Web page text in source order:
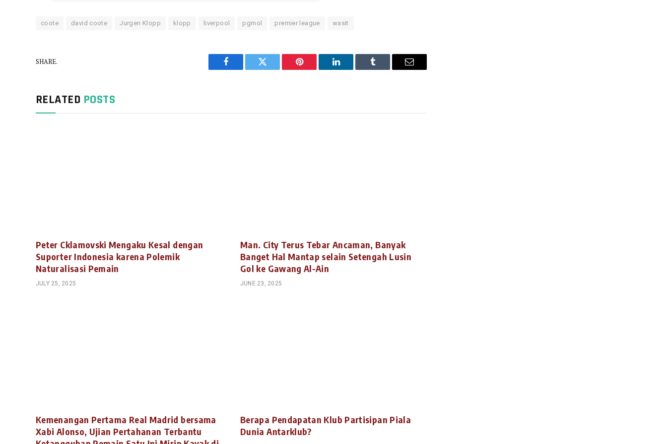
coote david coote Jurgen Klopp klopp liverpool pgmol premier league wasit
SHARE.
Facebook Twitter Pinterest LinkedIn Tumblr Email
RELATED POSTS
Peter Cklamovski Mengaku Kesal dengan
Suporter Indonesia karena Polemik
Naturalisasi Pemain
JULY 25, 2025
Man. City Terus Tebar Ancaman, Banyak
Banget Hal Mantap selain Setengah Lusin
Gol ke Gawang Al-Ain
JUNE 23, 2025
Kemenangan Pertama Real Madrid bersama
Xabi Alonso, Ujian Pertahanan Terbantu
Berapa Pendapatan Klub Partisipan Piala
Dunia Antarklub?